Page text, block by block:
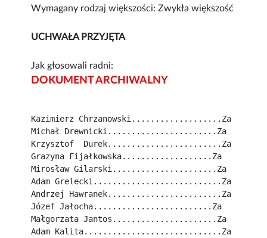
Wymagany rodzaj większości: Zwykła większość
UCHWAŁA PRZYJĘTA
Jak głosowali radni:
DOKUMENT ARCHIWALNY
Kazimierz Chrzanowski...................Za
Michał Drewnicki.......................Za
Krzysztof  Durek........................Za
Grażyna Fijałkowska...................Za
Mirosław Gilarski......................Za
Adam Grelecki...........................Za
Andrzej Hawranek........................Za
Józef Jałocha.........................Za
Małgorzata Jantos......................Za
Adam Kalita.............................Za